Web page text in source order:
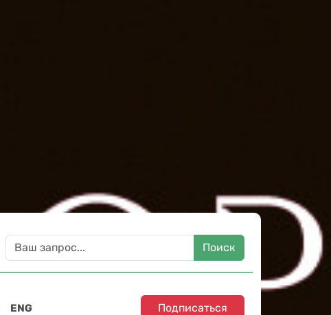
ENG Подписаться